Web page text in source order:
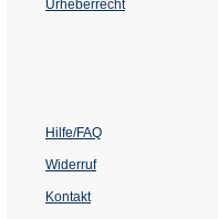
Urheberrecht
Hilfe/FAQ
Widerruf
Kontakt